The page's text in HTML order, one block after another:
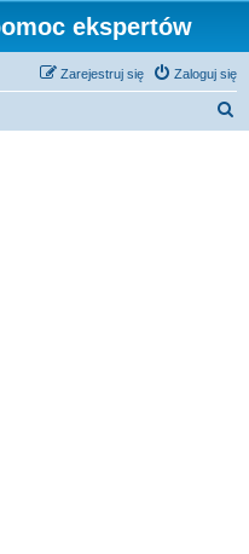
ekspertów
Zaloguj się
Zarejestruj się